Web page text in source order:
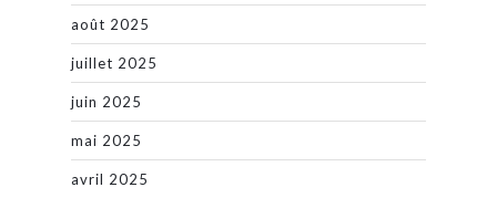
août 2025
juillet 2025
juin 2025
mai 2025
avril 2025